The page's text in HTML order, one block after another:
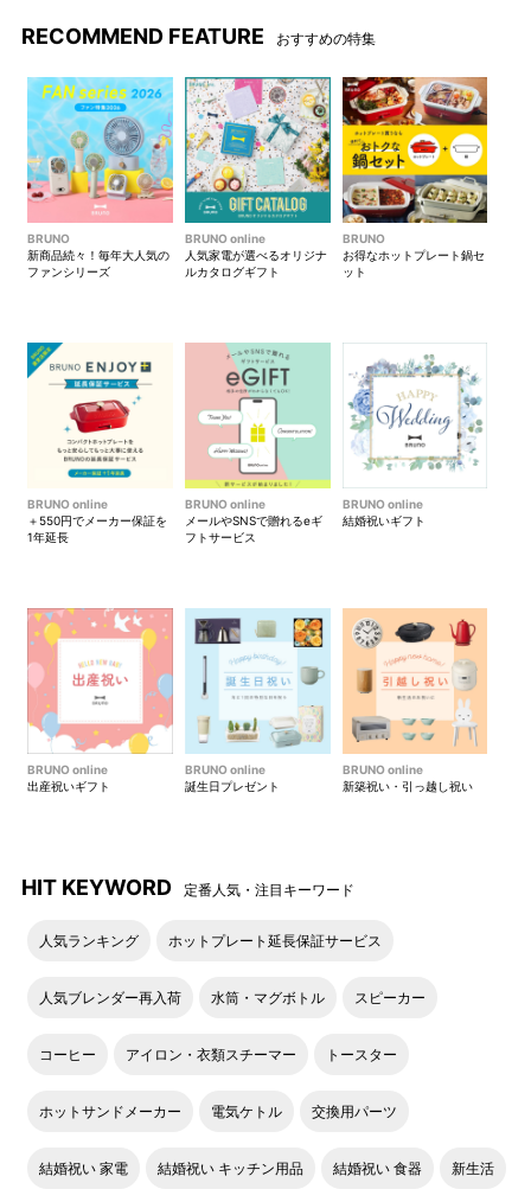
ギフトボックスの中には、各
サロンの特徴を紹介する冊子
を同梱されています。
アロマに包まれて目を閉じた
ときに広がる、静かで美しい
景色。そんな内なる景色をテ
イラストがのぞく窓は、空想
や夢を思わせるデザイン。冊
子を引き立てる柔らかい色味
の素材に、艶感のあるロゴが
さりげなく光ります。
RECOMMEND FEATURE おすすめの特集
BRUNO
新商品続々！毎年大人気の
ファンシリーズ
BRUNO online
人気家電が選べるオリジナ
ルカタログギフト
BRUNO
お得なホットプレート鍋セ
ット
BRUNO online
＋550円でメーカー保証を
1年延長
BRUNO online
メールやSNSで贈れるeギ
フトサービス
BRUNO online
結婚祝いギフト
BRUNO online
出産祝いギフト
BRUNO online
誕生日プレゼント
BRUNO online
新築祝い・引っ越し祝い
HIT KEYWORD 定番人気・注目キーワード
人気ランキング ホットプレート延長保証サービス
人気ブレンダー再入荷 水筒・マグボトル スピーカー
コーヒー アイロン・衣類スチーマー トースター
ホットサンドメーカー 電気ケトル 交換用パーツ
結婚祝い 家電 結婚祝い キッチン用品 結婚祝い 食器 新生活